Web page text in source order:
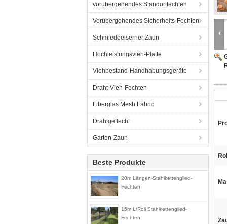
vorübergehendes Standortfechten
Vorübergehendes Sicherheits-Fechten
Schmiedeeiserner Zaun
Hochleistungsvieh-Platte
Viehbestand-Handhabungsgeräte
Draht-Vieh-Fechten
Fiberglas Mesh Fabric
Drahtgeflecht
Garten-Zaun
Beste Produkte
20m Längen-Stahlkettenglied-
Fechten
15m L/Roll Stahlkettenglied-
Fechten